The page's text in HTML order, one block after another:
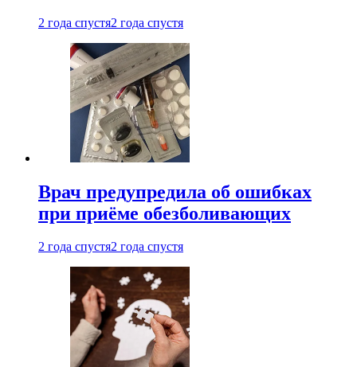
2 года спустя2 года спустя
Врач предупредила об ошибках
при приëме обезболивающих
2 года спустя2 года спустя